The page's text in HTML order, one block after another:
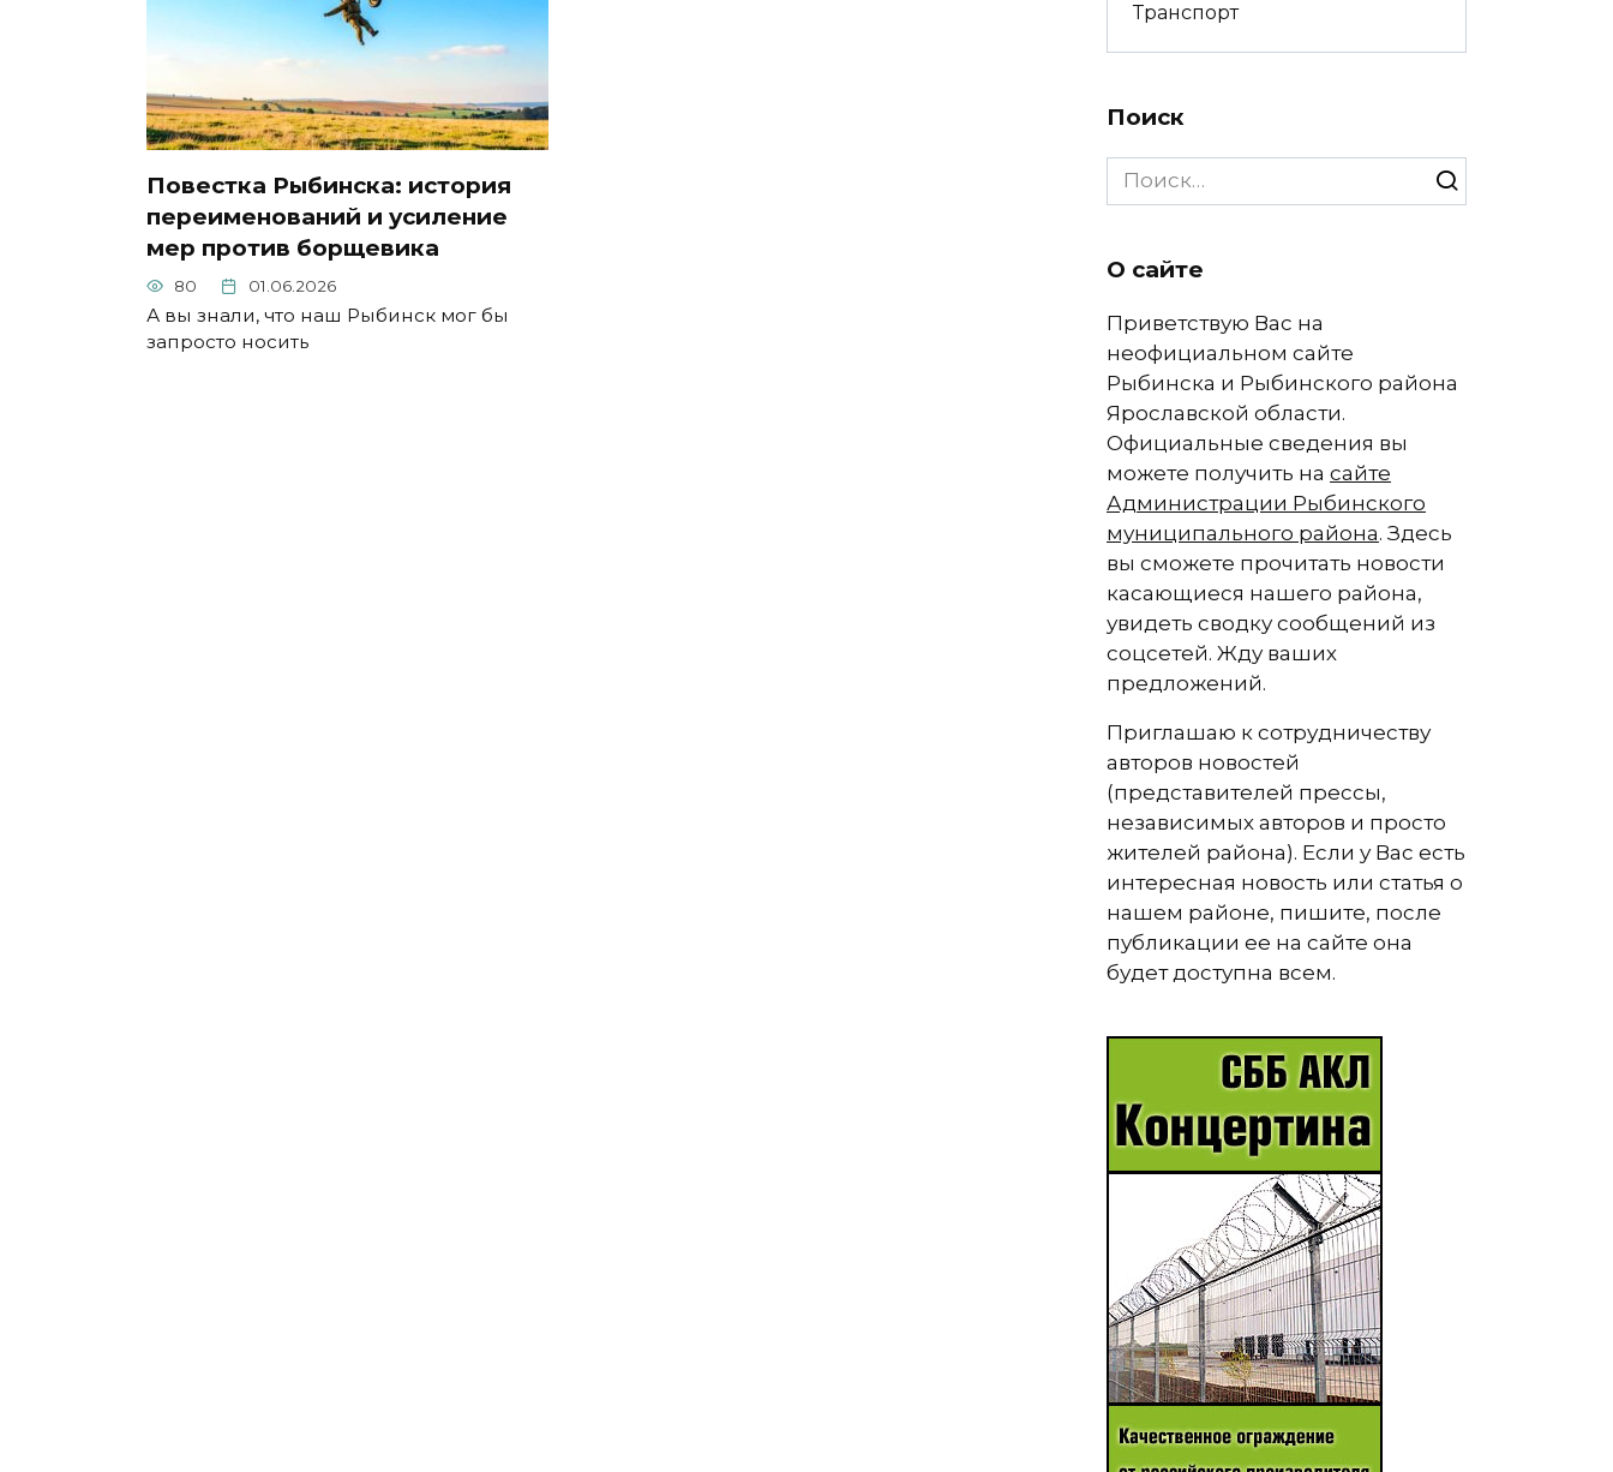
Повестка Рыбинска: история
переименований и усиление
мер против борщевика
80 01.06.2026
А вы знали, что наш Рыбинск мог бы
запросто носить
Транспорт
Поиск
Search
for:
О сайте
Приветствую Вас на
неофициальном сайте
Рыбинска и Рыбинского района
Ярославской области.
Официальные сведения вы
можете получить на сайте
Администрации Рыбинского
муниципального района. Здесь
вы сможете прочитать новости
касающиеся нашего района,
увидеть сводку сообщений из
соцсетей. Жду ваших
предложений.
Приглашаю к сотрудничеству
авторов новостей
(представителей прессы,
независимых авторов и просто
жителей района). Если у Вас есть
интересная новость или статья о
нашем районе, пишите, после
публикации ее на сайте она
будет доступна всем.